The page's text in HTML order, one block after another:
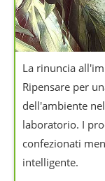
La rinuncia
Ripensare per
dell'ambiente
laboratorio. I
confezionati
intelligente.